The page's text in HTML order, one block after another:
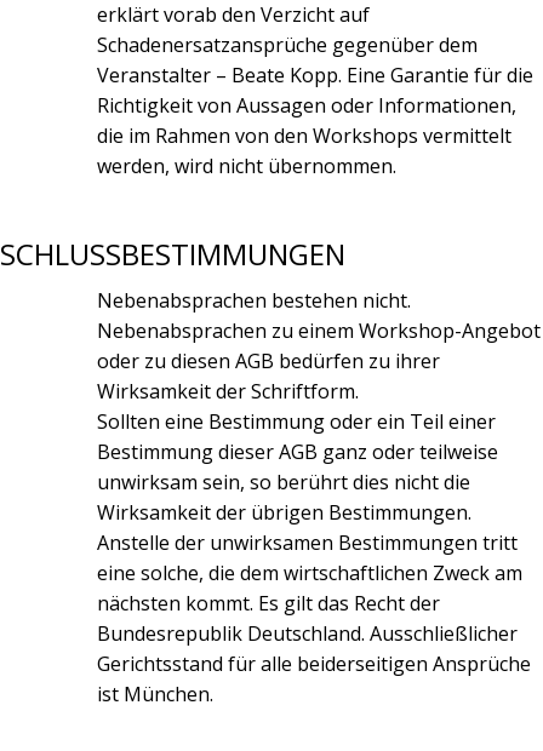
erklärt vorab den Verzicht auf
Schadenersatzansprüche gegenüber dem
Veranstalter – Beate Kopp. Eine Garantie für die
Richtigkeit von Aussagen oder Informationen,
die im Rahmen von den Workshops vermittelt
werden, wird nicht übernommen.
SCHLUSSBESTIMMUNGEN
Nebenabsprachen bestehen nicht.
Nebenabsprachen zu einem Workshop-Angebot
oder zu diesen AGB bedürfen zu ihrer
Wirksamkeit der Schriftform.
Sollten eine Bestimmung oder ein Teil einer
Bestimmung dieser AGB ganz oder teilweise
unwirksam sein, so berührt dies nicht die
Wirksamkeit der übrigen Bestimmungen.
Anstelle der unwirksamen Bestimmungen tritt
eine solche, die dem wirtschaftlichen Zweck am
nächsten kommt. Es gilt das Recht der
Bundesrepublik Deutschland. Ausschließlicher
Gerichtsstand für alle beiderseitigen Ansprüche
ist München.